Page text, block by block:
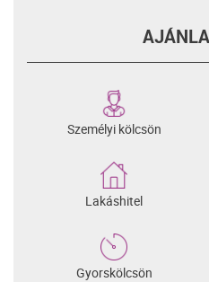
Személyi kölcsön
Lakáshitel
Gyorskölcsön